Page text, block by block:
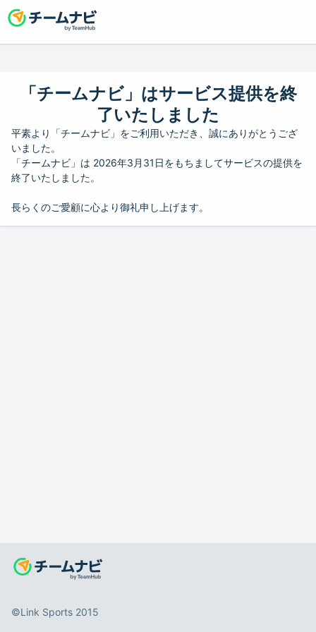
「チームナビ」はサービス提供を終
了いたしました
平素より「チームナビ」をご利用いただき、誠にありがとうござ
いました。
「チームナビ」は 2026年3月31日をもちましてサービスの提供を
終了いたしました。
長らくのご愛顧に心より御礼申し上げます。
©️Link Sports 2015